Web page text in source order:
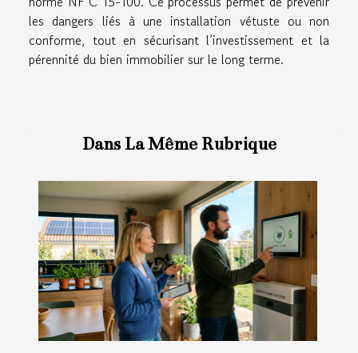
les dangers liés à une installation vétuste ou non
conforme, tout en sécurisant l’investissement et la
pérennité du bien immobilier sur le long terme.
Dans La Même Rubrique